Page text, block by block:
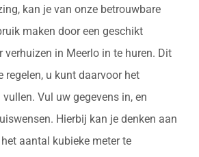
kan je van onze betrouwbare
maken door een geschikt
verhuizen in Meerlo in te huren. Dit
regelen, u kunt daarvoor het
Vul uw gegevens in, en
Hierbij kan je denken aan
aantal kubieke meter te